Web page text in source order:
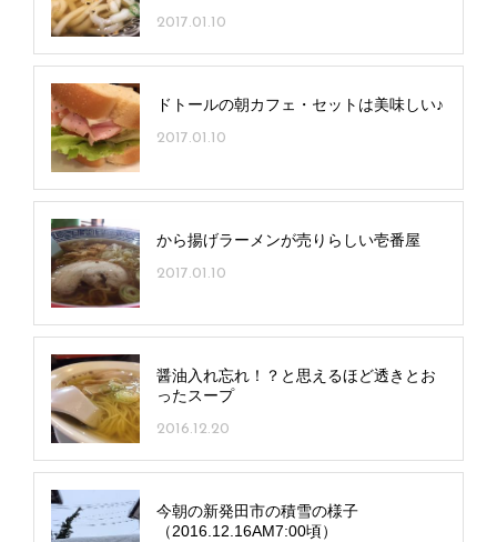
2017.01.10
ドトールの朝カフェ・セットは美味しい♪
2017.01.10
から揚げラーメンが売りらしい壱番屋
2017.01.10
醤油入れ忘れ！？と思えるほど透きとお
ったスープ
2016.12.20
今朝の新発田市の積雪の様子
（2016.12.16AM7:00頃）